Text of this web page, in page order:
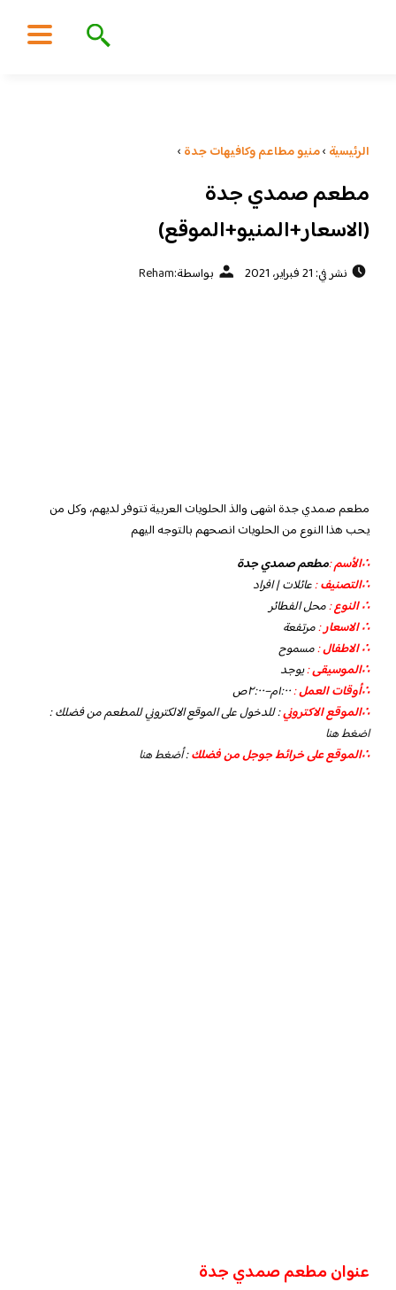
الرئيسية ›منيو مطاعم وكافيهات جدة ›
مطعم صمدي جدة
(الاسعار+المنيو+الموقع)
نشر في: 21 فبراير، 2021 بواسطة:Reham
مطعم صمدي جدة اشهى والذ الحلويات العربية تتوفر لديهم، وكل من
يحب هذا النوع من الحلويات انصحهم بالتوجه اليهم
∴الأسم:مطعم صمدي جدة
∴التصنيف:عائلات | افراد
∴ النوع:محل الفطائر
∴ الاسعار:مرتفعة
∴ الاطفال:مسموح
∴الموسيقى:يوجد
‏∴أوقات العمل:
∴الموقع الاكتروني: للدخول على الموقع الالكتروني للمطعم من فضلك :
اضغط هنا
∴الموقع على خرائط جوجل من فضلك:أضغط هنا
عنوان مطعم صمدي جدة